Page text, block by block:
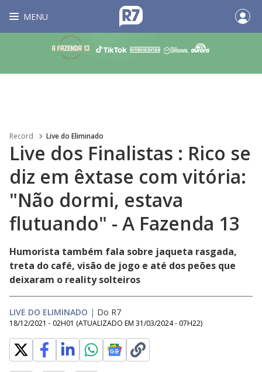
MENU
Record Live do Eliminado
Live dos Finalistas : Rico se
diz em êxtase com vitória:
"Não dormi, estava
flutuando" - A Fazenda 13
Humorista também fala sobre jaqueta rasgada,
treta do café, visão de jogo e até dos peões que
deixaram o reality solteiros
LIVE DO ELIMINADO | Do R7
18/12/2021 - 02H01 (ATUALIZADO EM 31/03/2024 - 07H22)